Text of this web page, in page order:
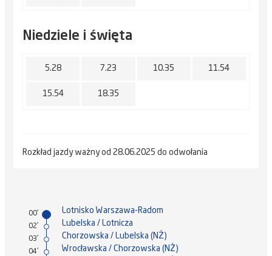
Niedziele i święta
5.28 7.23 10.35 11.54
15.54 18.35
Rozkład jazdy ważny od 28.06.2025 do odwołania
00' Lotnisko Warszawa-Radom
02' Lubelska / Lotnicza
03' Chorzowska / Lubelska (NŻ)
04' Wrocławska / Chorzowska (NŻ)